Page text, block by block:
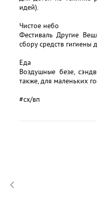
идей).
Чистое небо
Фестиваль Другие
сбору средств гигиены
Еда
Воздушные безе,
также, для маленьких
#сх/вп